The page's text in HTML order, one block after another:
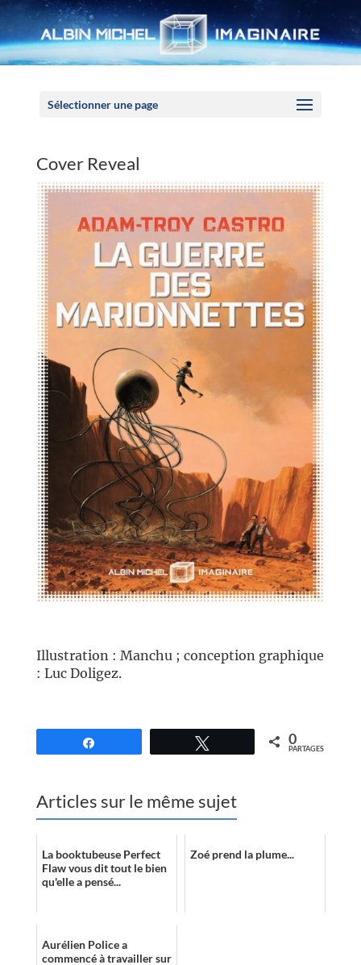
Sélectionner une page
Cover Reveal
Illustration : Manchu ; conception graphique
: Luc Doligez.
0
PARTAGES
Articles sur le même sujet
La booktubeuse Perfect
Flaw vous dit tout le bien
qu'elle a pensé...
Zoé prend la plume...
Aurélien Police a
commencé à travailler sur
Panneau de gestion des cookies